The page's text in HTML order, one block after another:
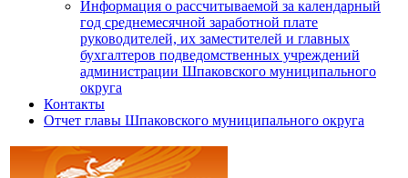
Информация о рассчитываемой за календарный
год среднемесячной заработной плате
руководителей, их заместителей и главных
бухгалтеров подведомственных учреждений
администрации Шпаковского муниципального
округа
Контакты
Отчет главы Шпаковского муниципального округа